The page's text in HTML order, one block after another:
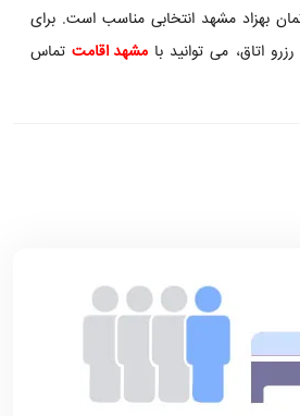
بهزاد مشهد انتخابی مناسب است. برای
اتاق، می توانید با مشهد اقامتتماس